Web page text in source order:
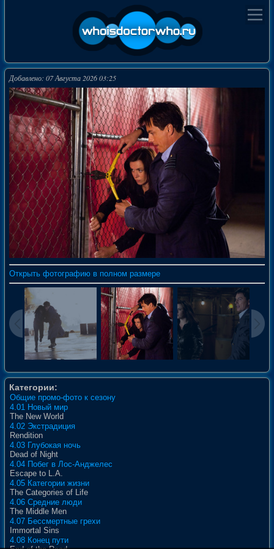
Добавлено: 07 Августа 2026 03:25
Открыть фотографию в полном размере
Категории:
Общие промо-фото к сезону
4.01 Новый мир
The New World
4.02 Экстрадиция
Rendition
4.03 Глубокая ночь
Dead of Night
4.04 Побег в Лос-Анджелес
Escape to L.A.
4.05 Категории жизни
The Categories of Life
4.06 Средние люди
The Middle Men
4.07 Бессмертные грехи
Immortal Sins
4.08 Конец пути